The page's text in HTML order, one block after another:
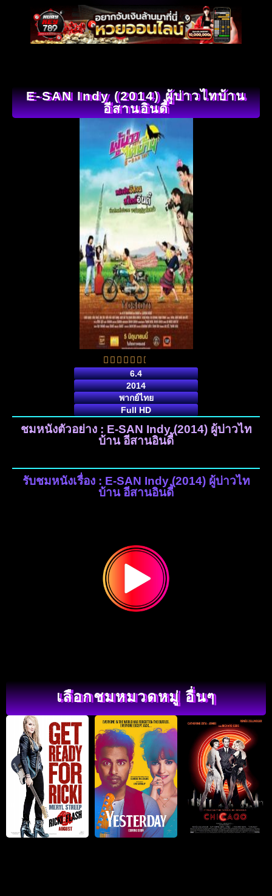
E-SAN Indy (2014) ผู้บ่าวไทบ้าน
อีสานอินดี้
6.4
2014
พากย์ไทย
Full HD
ชมหนังตัวอย่าง : E-SAN Indy (2014) ผู้บ่าวไท
บ้าน อีสานอินดี้
รับชมหนังเรื่อง : E-SAN Indy (2014) ผู้บ่าวไท
บ้าน อีสานอินดี้
เลือกชมหมวดหมู่ อื่นๆ